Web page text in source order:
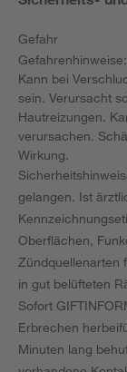
Gefahr
Kann bei
sein. Verursacht
Hautreizungen.
verursachen.
Wirkung.
gelangen. Ist
Oberflächen,
Zündquellenarten
in gut belüfteten
Sofort
Erbrechen
Minuten lang